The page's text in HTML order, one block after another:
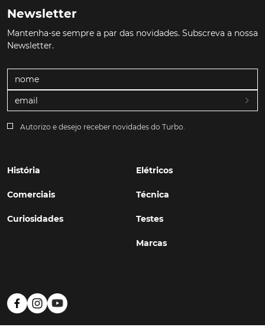
Newsletter
Mantenha-se sempre a par das novidades. Subscreva a nossa
Newsletter.
Autorizo e desejo receber novidades do Turbo.
História
Comerciais
Curiosidades
Elétricos
Técnica
Testes
Marcas